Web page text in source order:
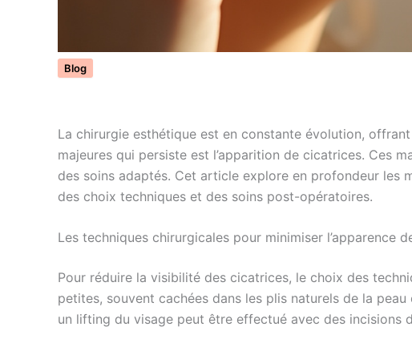
Blog
La chirurgie esthétique est en constante évolution,
majeures qui persiste est l’apparition de cicatrices. Ces
des soins adaptés. Cet article explore en profondeur les
des choix techniques et des soins post-opératoires.
Les techniques chirurgicales pour minimiser l’apparence
Pour réduire la visibilité des cicatrices, le choix des
petites, souvent cachées dans les plis naturels de la
un lifting du visage peut être effectué avec des incisions